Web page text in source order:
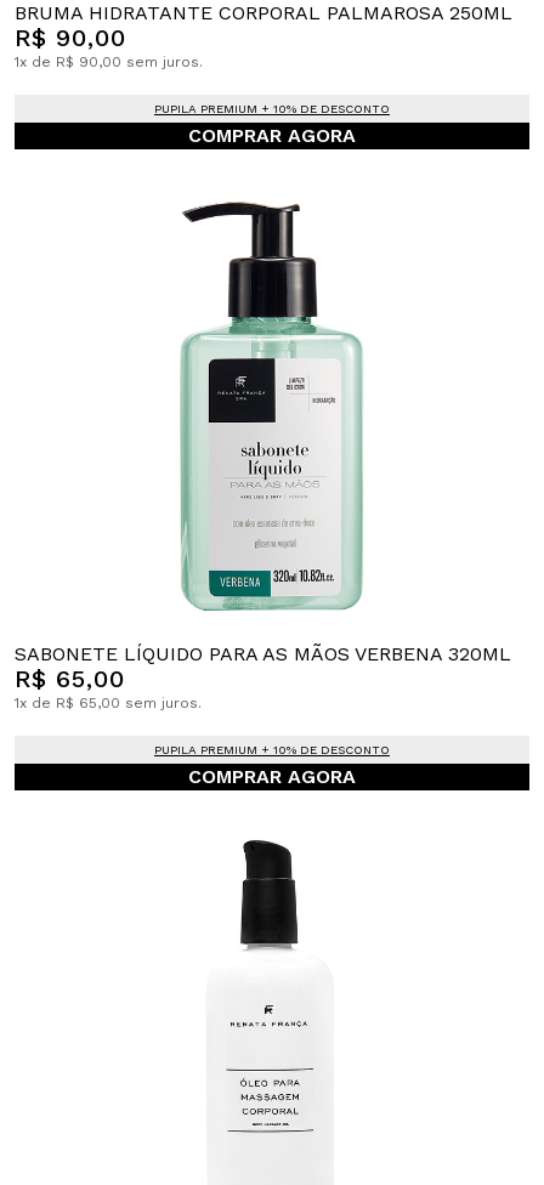
BRUMA HIDRATANTE CORPORAL PALMAROSA 250ML
R$ 90,00
1x de R$ 90,00 sem juros.
PUPILA PREMIUM + 10% DE DESCONTO
COMPRAR AGORA
SABONETE LÍQUIDO PARA AS MÃOS VERBENA 320ML
R$ 65,00
1x de R$ 65,00 sem juros.
PUPILA PREMIUM + 10% DE DESCONTO
COMPRAR AGORA